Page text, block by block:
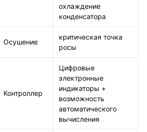
охлаждение
конденсатора
Осушение
критическая точка
росы
Контроллер
Цифровые
электронные
индикаторы +
возможность
автоматического
вычисления